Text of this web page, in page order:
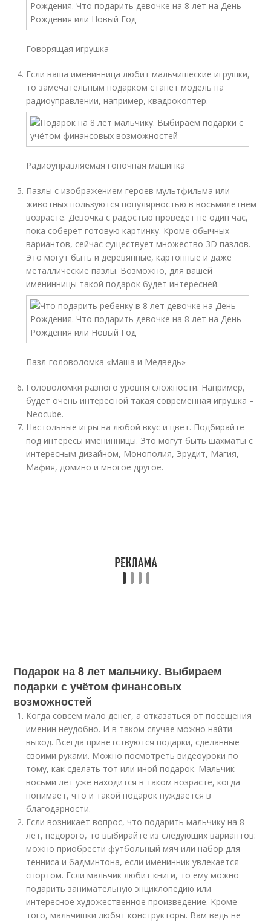
Говорящая игрушка
Если ваша именинница любит мальчишеские игрушки,
то замечательным подарком станет модель на
радиоуправлении, например, квадрокоптер.
Радиоуправляемая гоночная машинка
Пазлы с изображением героев мультфильма или
животных пользуются популярностью в восьмилетнем
возрасте. Девочка с радостью проведёт не один час,
пока соберёт готовую картинку. Кроме обычных
вариантов, сейчас существует множество 3D пазлов.
Это могут быть и деревянные, картонные и даже
металлические пазлы. Возможно, для вашей
именинницы такой подарок будет интересней.
Пазл-головоломка «Маша и Медведь»
Головоломки разного уровня сложности. Например,
будет очень интересной такая современная игрушка –
Neocube.
Настольные игры на любой вкус и цвет. Подбирайте
под интересы именинницы. Это могут быть шахматы с
интересным дизайном, Монополия, Эрудит, Магия,
Мафия, домино и многое другое.
Подарок на 8 лет мальчику. Выбираем
подарки с учётом финансовых
возможностей
Когда совсем мало денег, а отказаться от посещения
именин неудобно. И в таком случае можно найти
выход. Всегда приветствуются подарки, сделанные
своими руками. Можно посмотретьвидеоуроки по
тому, как сделать тот или иной подарок. Мальчик
восьми лет уже находится в таком возрасте, когда
понимает, что и такой подарок нуждается в
благодарности.
Если возникает вопрос, что подарить мальчику на 8
лет, недорого, то выбирайте из следующих вариантов:
можно приобрести футбольный мяч или набор для
тенниса и бадминтона, если именинник увлекается
спортом. Если мальчик любит книги, то ему можно
подарить занимательную энциклопедию или
интересное художественное произведение. Кроме
того, мальчишки любят конструкторы. Вам ведь не